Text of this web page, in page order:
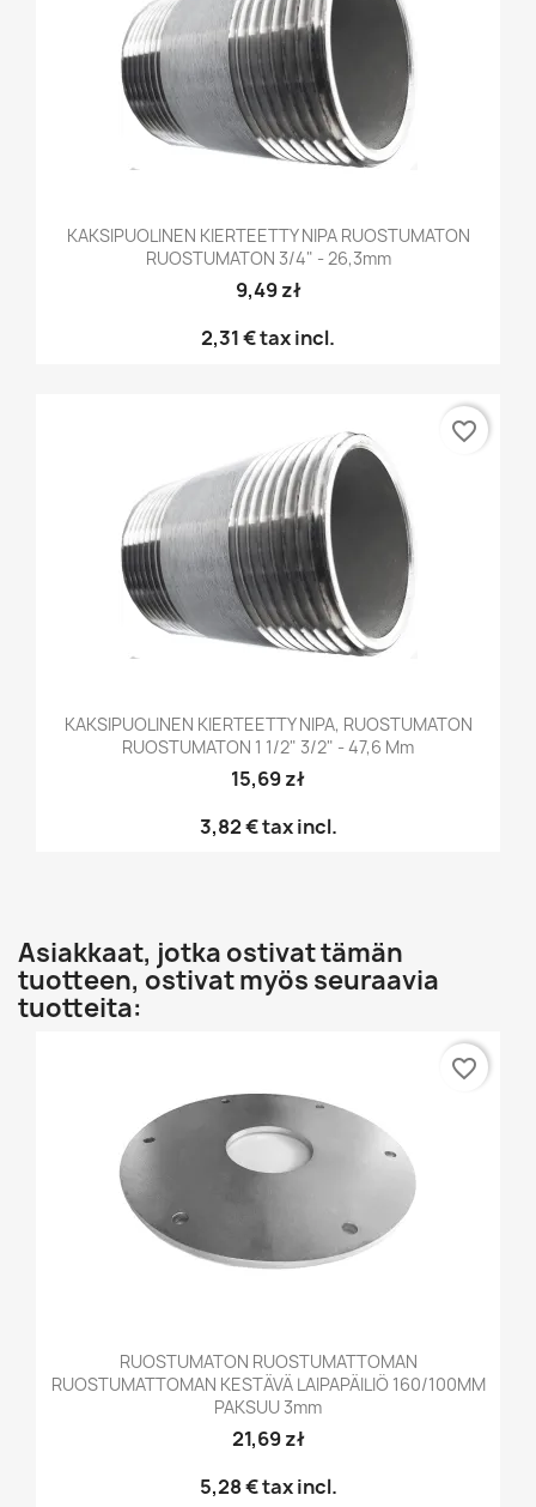
KAKSIPUOLINEN KIERTEETTY NIPA RUOSTUMATON
RUOSTUMATON 3/4" - 26,3mm
9,49 zł
2,31 €tax incl.
KAKSIPUOLINEN KIERTEETTY NIPA, RUOSTUMATON
RUOSTUMATON 1 1/2" 3/2" - 47,6 Mm
15,69 zł
3,82 €tax incl.
favorite_border
Asiakkaat, jotka ostivat tämän
tuotteen, ostivat myös seuraavia
tuotteita:
RUOSTUMATON RUOSTUMATTOMAN
RUOSTUMATTOMAN KESTÄVÄ LAIPAPÄILIÖ 160/100MM
PAKSUU 3mm
21,69 zł
5,28 €tax incl.
favorite_border